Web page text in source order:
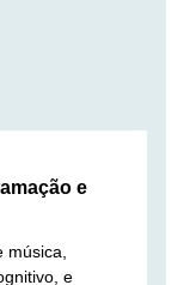
e
música,
e